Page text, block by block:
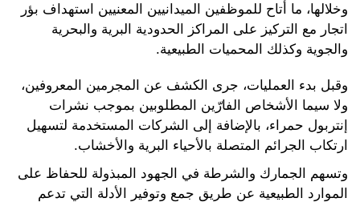
وخلالها، ما أتاح للموظفين الميدانيين المعنيين استهداف بؤر
اتجار مع التركيز على المراكز الحدودية البرية والبحرية
والجوية وكذلك المحميات الطبيعية.
وقبل بدء العمليات، جرى الكشف عن المجرمين المعروفين،
ولا سيما الأشخاص الفارّين المطلوبين بموجب نشرات
إنتربول حمراء، بالإضافة إلى الشركات المستخدمة لتسهيل
ارتكاب الجرائم المتصلة بالأحياء البرية والأخشاب.
وتسهم الجمارك والشرطة في الجهود المبذولة للحفاظ على
الموارد الطبيعية عن طريق جمع وتوفير الأدلة التي تدعم